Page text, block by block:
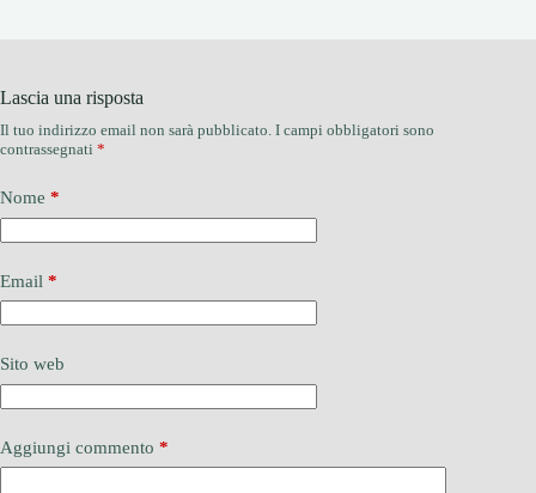
Lascia una risposta
Il tuo indirizzo email non sarà pubblicato. I campi obbligatori sono
contrassegnati *
Nome *
Email *
Sito web
Aggiungi commento *